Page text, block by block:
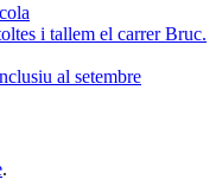
i tallem el carrer Bruc.
al setembre
.